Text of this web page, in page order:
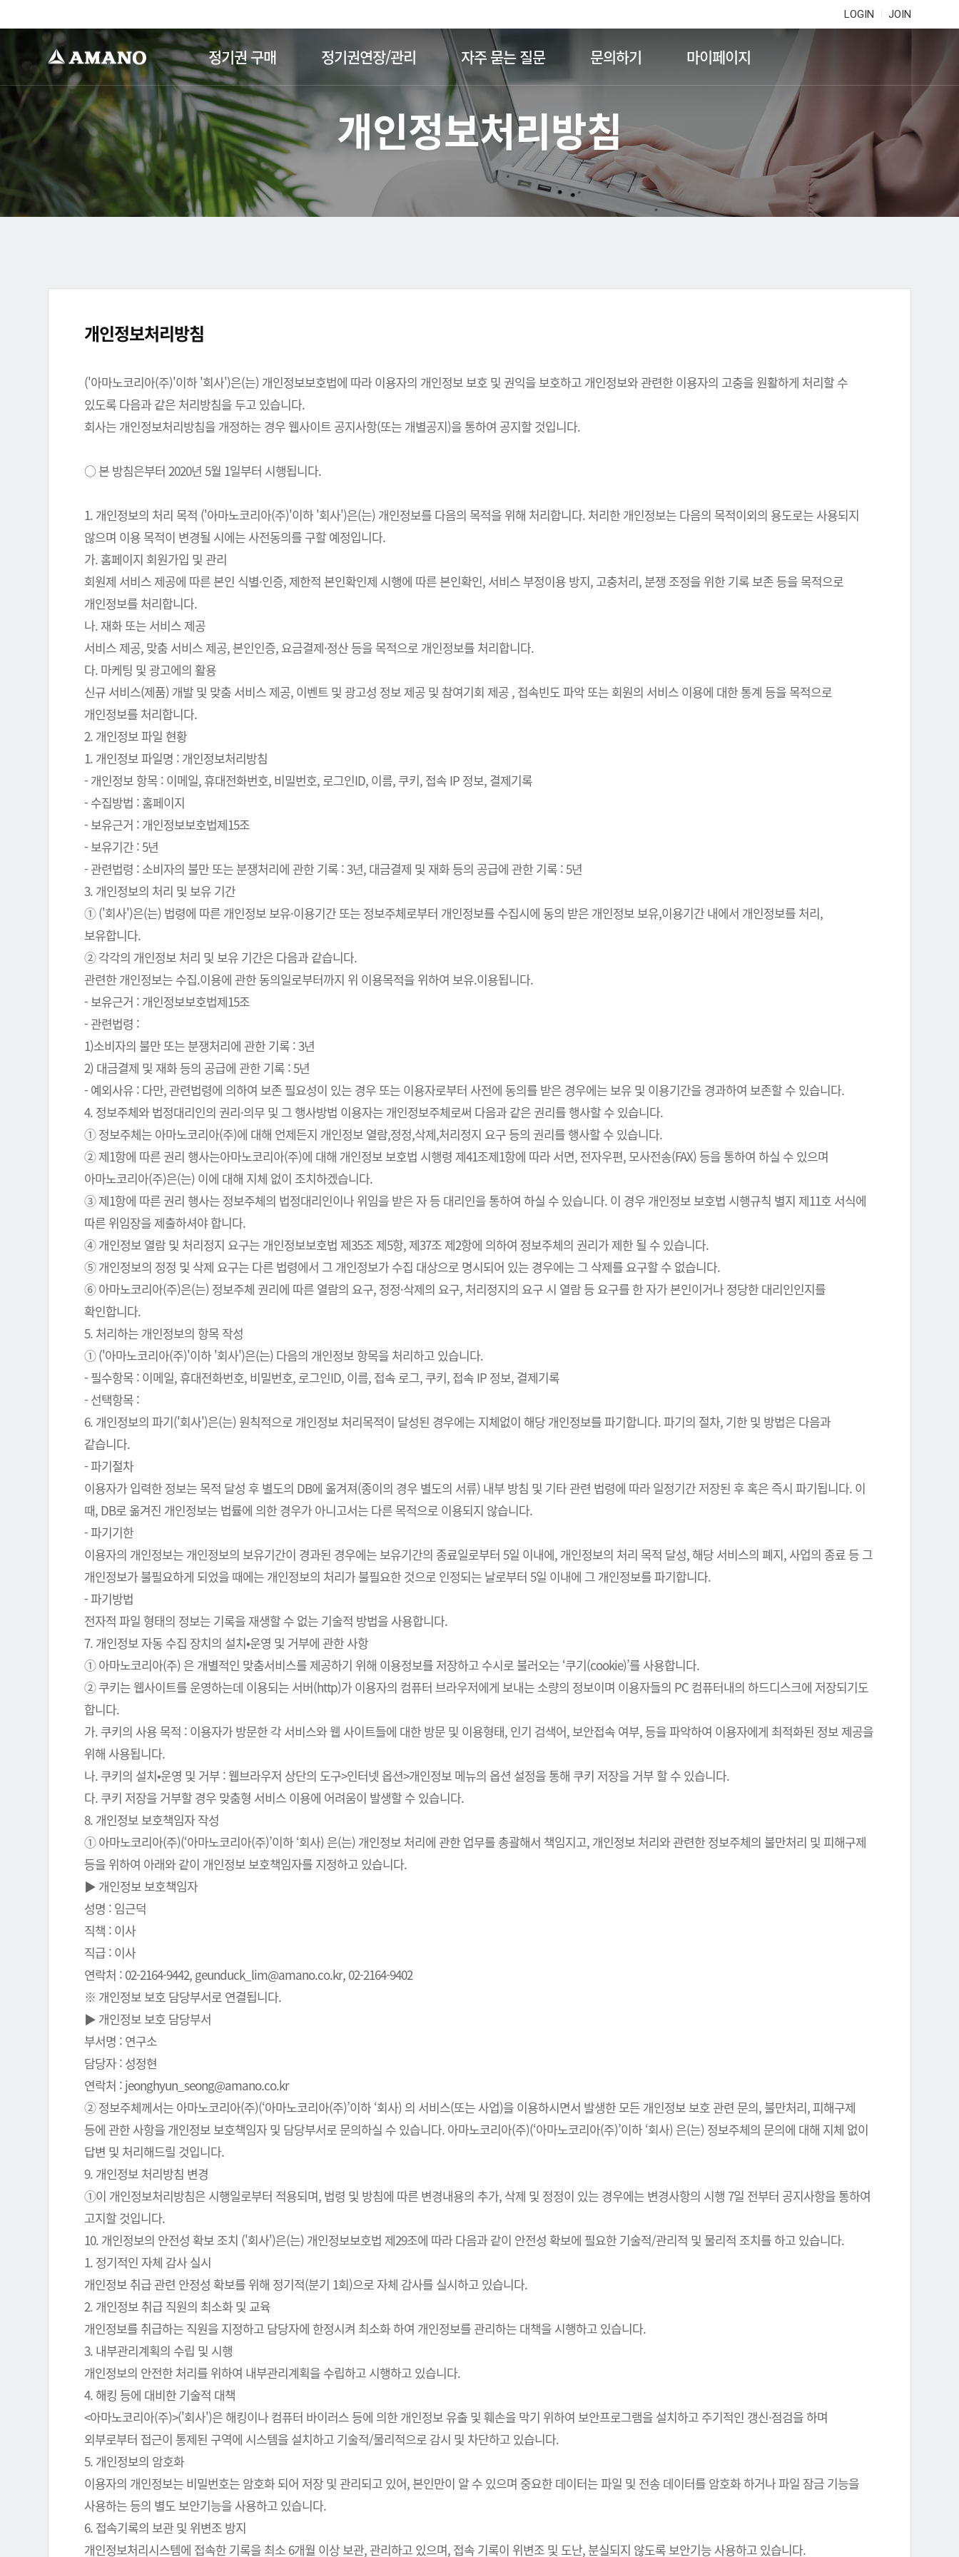
LOGIN JOIN
정기권 구매 정기권연장/관리 자주 묻는 질문 문의하기 마이페이지
개인정보처리방침
개인정보처리방침
('아마노코리아(주)'이하 '회사')은(는) 개인정보보호법에 따라 이용자의 개인정보 보호 및 권익을 보호하고 개인정보와 관련한 이용자의 고충을 원활하게 처리할 수
있도록 다음과 같은 처리방침을 두고 있습니다.
회사는 개인정보처리방침을 개정하는 경우 웹사이트 공지사항(또는 개별공지)을 통하여 공지할 것입니다.
○ 본 방침은부터 2020년 5월 1일부터 시행됩니다.
1. 개인정보의 처리 목적 ('아마노코리아(주)'이하 '회사')은(는) 개인정보를 다음의 목적을 위해 처리합니다. 처리한 개인정보는 다음의 목적이외의 용도로는 사용되지
않으며 이용 목적이 변경될 시에는 사전동의를 구할 예정입니다.
가. 홈페이지 회원가입 및 관리
회원제 서비스 제공에 따른 본인 식별·인증, 제한적 본인확인제 시행에 따른 본인확인, 서비스 부정이용 방지, 고충처리, 분쟁 조정을 위한 기록 보존 등을 목적으로
개인정보를 처리합니다.
나. 재화 또는 서비스 제공
서비스 제공, 맞춤 서비스 제공, 본인인증, 요금결제·정산 등을 목적으로 개인정보를 처리합니다.
다. 마케팅 및 광고에의 활용
신규 서비스(제품) 개발 및 맞춤 서비스 제공, 이벤트 및 광고성 정보 제공 및 참여기회 제공 , 접속빈도 파악 또는 회원의 서비스 이용에 대한 통계 등을 목적으로
개인정보를 처리합니다.
2. 개인정보 파일 현황
1. 개인정보 파일명 : 개인정보처리방침
- 개인정보 항목 : 이메일, 휴대전화번호, 비밀번호, 로그인ID, 이름, 쿠키, 접속 IP 정보, 결제기록
- 수집방법 : 홈페이지
- 보유근거 : 개인정보보호법제15조
- 보유기간 : 5년
- 관련법령 : 소비자의 불만 또는 분쟁처리에 관한 기록 : 3년, 대금결제 및 재화 등의 공급에 관한 기록 : 5년
3. 개인정보의 처리 및 보유 기간
① ('회사')은(는) 법령에 따른 개인정보 보유·이용기간 또는 정보주체로부터 개인정보를 수집시에 동의 받은 개인정보 보유,이용기간 내에서 개인정보를 처리,
보유합니다.
② 각각의 개인정보 처리 및 보유 기간은 다음과 같습니다.
관련한 개인정보는 수집.이용에 관한 동의일로부터까지 위 이용목적을 위하여 보유.이용됩니다.
- 보유근거 : 개인정보보호법제15조
- 관련법령 :
1)소비자의 불만 또는 분쟁처리에 관한 기록 : 3년
2) 대금결제 및 재화 등의 공급에 관한 기록 : 5년
- 예외사유 : 다만, 관련법령에 의하여 보존 필요성이 있는 경우 또는 이용자로부터 사전에 동의를 받은 경우에는 보유 및 이용기간을 경과하여 보존할 수 있습니다.
4. 정보주체와 법정대리인의 권리·의무 및 그 행사방법 이용자는 개인정보주체로써 다음과 같은 권리를 행사할 수 있습니다.
① 정보주체는 아마노코리아(주)에 대해 언제든지 개인정보 열람,정정,삭제,처리정지 요구 등의 권리를 행사할 수 있습니다.
② 제1항에 따른 권리 행사는아마노코리아(주)에 대해 개인정보 보호법 시행령 제41조제1항에 따라 서면, 전자우편, 모사전송(FAX) 등을 통하여 하실 수 있으며
아마노코리아(주)은(는) 이에 대해 지체 없이 조치하겠습니다.
③ 제1항에 따른 권리 행사는 정보주체의 법정대리인이나 위임을 받은 자 등 대리인을 통하여 하실 수 있습니다. 이 경우 개인정보 보호법 시행규칙 별지 제11호 서식에
따른 위임장을 제출하셔야 합니다.
④ 개인정보 열람 및 처리정지 요구는 개인정보보호법 제35조 제5항, 제37조 제2항에 의하여 정보주체의 권리가 제한 될 수 있습니다.
⑤ 개인정보의 정정 및 삭제 요구는 다른 법령에서 그 개인정보가 수집 대상으로 명시되어 있는 경우에는 그 삭제를 요구할 수 없습니다.
⑥ 아마노코리아(주)은(는) 정보주체 권리에 따른 열람의 요구, 정정·삭제의 요구, 처리정지의 요구 시 열람 등 요구를 한 자가 본인이거나 정당한 대리인인지를
확인합니다.
5. 처리하는 개인정보의 항목 작성
① ('아마노코리아(주)'이하 '회사')은(는) 다음의 개인정보 항목을 처리하고 있습니다.
- 필수항목 : 이메일, 휴대전화번호, 비밀번호, 로그인ID, 이름, 접속 로그, 쿠키, 접속 IP 정보, 결제기록
- 선택항목 :
6. 개인정보의 파기('회사')은(는) 원칙적으로 개인정보 처리목적이 달성된 경우에는 지체없이 해당 개인정보를 파기합니다. 파기의 절차, 기한 및 방법은 다음과
같습니다.
- 파기절차
이용자가 입력한 정보는 목적 달성 후 별도의 DB에 옮겨져(종이의 경우 별도의 서류) 내부 방침 및 기타 관련 법령에 따라 일정기간 저장된 후 혹은 즉시 파기됩니다. 이
때, DB로 옮겨진 개인정보는 법률에 의한 경우가 아니고서는 다른 목적으로 이용되지 않습니다.
- 파기기한
이용자의 개인정보는 개인정보의 보유기간이 경과된 경우에는 보유기간의 종료일로부터 5일 이내에, 개인정보의 처리 목적 달성, 해당 서비스의 폐지, 사업의 종료 등 그
개인정보가 불필요하게 되었을 때에는 개인정보의 처리가 불필요한 것으로 인정되는 날로부터 5일 이내에 그 개인정보를 파기합니다.
- 파기방법
전자적 파일 형태의 정보는 기록을 재생할 수 없는 기술적 방법을 사용합니다.
7. 개인정보 자동 수집 장치의 설치•운영 및 거부에 관한 사항
① 아마노코리아(주) 은 개별적인 맞춤서비스를 제공하기 위해 이용정보를 저장하고 수시로 불러오는 ‘쿠기(cookie)’를 사용합니다.
② 쿠키는 웹사이트를 운영하는데 이용되는 서버(http)가 이용자의 컴퓨터 브라우저에게 보내는 소량의 정보이며 이용자들의 PC 컴퓨터내의 하드디스크에 저장되기도
합니다.
가. 쿠키의 사용 목적 : 이용자가 방문한 각 서비스와 웹 사이트들에 대한 방문 및 이용형태, 인기 검색어, 보안접속 여부, 등을 파악하여 이용자에게 최적화된 정보 제공을
위해 사용됩니다.
나. 쿠키의 설치•운영 및 거부 : 웹브라우저 상단의 도구>인터넷 옵션>개인정보 메뉴의 옵션 설정을 통해 쿠키 저장을 거부 할 수 있습니다.
다. 쿠키 저장을 거부할 경우 맞춤형 서비스 이용에 어려움이 발생할 수 있습니다.
8. 개인정보 보호책임자 작성
① 아마노코리아(주)(‘아마노코리아(주)’이하 ‘회사) 은(는) 개인정보 처리에 관한 업무를 총괄해서 책임지고, 개인정보 처리와 관련한 정보주체의 불만처리 및 피해구제
등을 위하여 아래와 같이 개인정보 보호책임자를 지정하고 있습니다.
▶ 개인정보 보호책임자
성명 : 임근덕
직책 : 이사
직급 : 이사
연락처 : 02-2164-9442, geunduck_lim@amano.co.kr, 02-2164-9402
※ 개인정보 보호 담당부서로 연결됩니다.
▶ 개인정보 보호 담당부서
부서명 : 연구소
담당자 : 성정현
연락처 : jeonghyun_seong@amano.co.kr
② 정보주체께서는 아마노코리아(주)(‘아마노코리아(주)’이하 ‘회사) 의 서비스(또는 사업)을 이용하시면서 발생한 모든 개인정보 보호 관련 문의, 불만처리, 피해구제
등에 관한 사항을 개인정보 보호책임자 및 담당부서로 문의하실 수 있습니다. 아마노코리아(주)(‘아마노코리아(주)’이하 ‘회사) 은(는) 정보주체의 문의에 대해 지체 없이
답변 및 처리해드릴 것입니다.
9. 개인정보 처리방침 변경
①이 개인정보처리방침은 시행일로부터 적용되며, 법령 및 방침에 따른 변경내용의 추가, 삭제 및 정정이 있는 경우에는 변경사항의 시행 7일 전부터 공지사항을 통하여
고지할 것입니다.
10. 개인정보의 안전성 확보 조치 ('회사')은(는) 개인정보보호법 제29조에 따라 다음과 같이 안전성 확보에 필요한 기술적/관리적 및 물리적 조치를 하고 있습니다.
1. 정기적인 자체 감사 실시
개인정보 취급 관련 안정성 확보를 위해 정기적(분기 1회)으로 자체 감사를 실시하고 있습니다.
2. 개인정보 취급 직원의 최소화 및 교육
개인정보를 취급하는 직원을 지정하고 담당자에 한정시켜 최소화 하여 개인정보를 관리하는 대책을 시행하고 있습니다.
3. 내부관리계획의 수립 및 시행
개인정보의 안전한 처리를 위하여 내부관리계획을 수립하고 시행하고 있습니다.
4. 해킹 등에 대비한 기술적 대책
<아마노코리아(주)>('회사')은 해킹이나 컴퓨터 바이러스 등에 의한 개인정보 유출 및 훼손을 막기 위하여 보안프로그램을 설치하고 주기적인 갱신·점검을 하며
외부로부터 접근이 통제된 구역에 시스템을 설치하고 기술적/물리적으로 감시 및 차단하고 있습니다.
5. 개인정보의 암호화
이용자의 개인정보는 비밀번호는 암호화 되어 저장 및 관리되고 있어, 본인만이 알 수 있으며 중요한 데이터는 파일 및 전송 데이터를 암호화 하거나 파일 잠금 기능을
사용하는 등의 별도 보안기능을 사용하고 있습니다.
6. 접속기록의 보관 및 위변조 방지
개인정보처리시스템에 접속한 기록을 최소 6개월 이상 보관, 관리하고 있으며, 접속 기록이 위변조 및 도난, 분실되지 않도록 보안기능 사용하고 있습니다.